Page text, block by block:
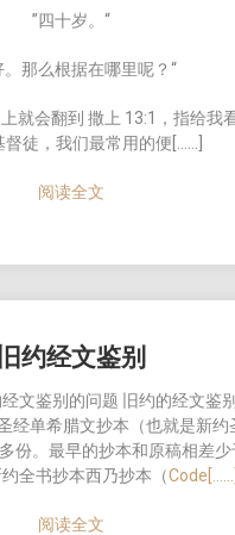
”四十岁。“
。那么根据在哪里呢？“
就会翻到 撒上 13:1，指给我
督徒，我们最常用的便[……]
阅读全文
旧约经文鉴别
文鉴别的问题 旧约的经文鉴
经单希腊文抄本（也就是新约
份。最早的抄本和原稿相差少
全书抄本西乃抄本（Code[……]
阅读全文